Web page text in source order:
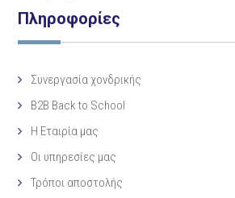
Πληροφορίες
Συνεργασία χονδρικής
B2B Back to School
Η Eταιρία μας
Οι υπηρεσίες μας
Τρόποι αποστολής